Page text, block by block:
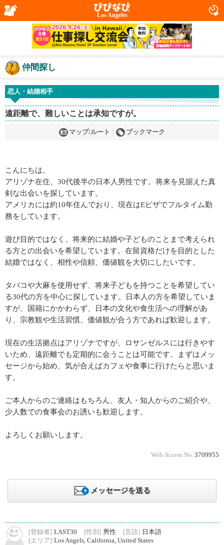
Los Angeles
仲間探し
恋人・結婚相手
遠距離で、難しいことは承知ですが。
マップ/ルート ブックマーク
こんにちは。
アリゾナ在住、30代後半の日本人男性です。将来を見据えた真
剣な出会いを探しています。
アメリカには約10年住んでおり、現在はEビザでフルタイム勤
務をしています。
遊び目的ではなく、将来的に結婚や子どものことまで考えられ
る方との出会いを希望しています。在留資格だけを目的とした
結婚ではなく、相性や信頼、価値観を大切にしたいです。
タバコや大麻を使用せず、将来子どもを持つことを希望してい
る30代の方を中心に探しています。日本人の方を希望していま
すが、国籍にかかわらず、日本の文化や食生活への理解があ
り、宗教観や生活習慣、価値観が合う方であれば歓迎します。
現在の生活拠点はアリゾナですが、ロサンゼルスには行きやす
いため、遠距離でも定期的に会うことは可能です。まずはメッ
セージから始め、気が合えばカフェや食事に行けたらと思いま
す。
ご本人からのご連絡はもちろん、友人・知人からのご紹介や、
少人数での食事会のお誘いも歓迎します。
よろしくお願いします。
Web Access No. 3709955
メッセージを送る
[登録者] LAST30 [性別] 男性 [言語] 日本語
[エリア] Los Angels, California, United States